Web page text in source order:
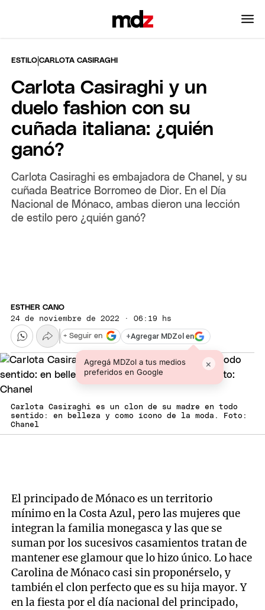
ESTILO |CARLOTA CASIRAGHI
Carlota Casiraghi y un
duelo fashion con su
cuñada italiana: ¿quién
ganó?
Carlota Casiraghi es embajadora de Chanel, y su
cuñada Beatrice Borromeo de Dior. En el Día
Nacional de Mónaco, ambas dieron una lección
de estilo pero ¿quién ganó?
ESTHER CANO
24 de noviembre de 2022 · 06:19 hs
+Agregar MDZol en
Agregá MDZol a tus medios
preferidos en Google
×
+ Seguir en
Carlota Casiraghi es un clon de su madre en todo
sentido: en belleza y como ícono de la moda. Foto:
Chanel
El principado de Mónaco es un territorio
mínimo en la Costa Azul, pero las mujeres que
integran la familia monegasca y las que se
suman por los sucesivos casamientos tratan de
mantener ese glamour que lo hizo único. Lo hace
Carolina de Mónaco casi sin proponérselo, y
también el clon perfecto que es su hija mayor. Y
en la fiesta por el día nacional del principado,